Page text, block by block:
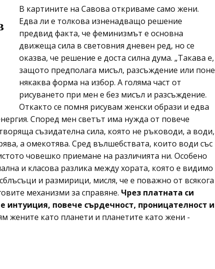
В картините на Савова откриваме само жени.
Едва ли е толкова изненадващо решение
предвид факта, че феминизмът е основна
движеща сила в световния дневен ред, но се
оказва, че решение е доста силна дума. „Такава е,
защото предполага мисъл, разсъждение или поне
някаква форма на избор. А голяма част от
рисуването при мен е без мисъл и разсъждение.
Откакто се помня рисувам женски образи и едва
Според мен светът има нужда от повече
съзидателна сила, която не ръководи, а води,
а омекотява. Сред вълшебствата, които води със
човешко приемане на различията ни. Особено
и класова разлика между хората, която е видимо
и размирици, мисля, че е поважно от всякога
механизми за справяне. Чрез платната си
интуиция, повече сърдечност, проницателност и
жените като планети и планетите като жени -